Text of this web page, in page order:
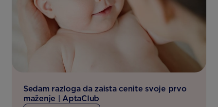
Sedam razloga da zaista cenite svoje prvo
maženje | AptaClub